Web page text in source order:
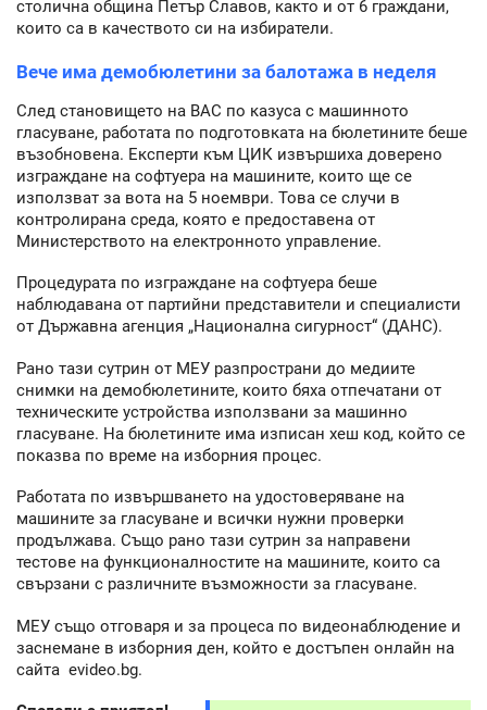
столична община Петър Славов, както и от 6 граждани,
които са в качеството си на избиратели.
Вече има демобюлетини за балотажа в неделя
След становището на ВАС по казуса с машинното
гласуване, работата по подготовката на бюлетините беше
възобновена. Експерти към ЦИК извършиха доверено
изграждане на софтуера на машините, които ще се
използват за вота на 5 ноември. Това се случи в
контролирана среда, която е предоставена от
Министерството на електронното управление.
Процедурата по изграждане на софтуера беше
наблюдавана от партийни представители и специалисти
от Държавна агенция „Национална сигурност“ (ДАНС).
Рано тази сутрин от МЕУ разпространи до медиите
снимки на демобюлетините, които бяха отпечатани от
техническите устройства използвани за машинно
гласуване. На бюлетините има изписан хеш код, който се
показва по време на изборния процес.
Работата по извършването на удостоверяване на
машините за гласуване и всички нужни проверки
продължава. Също рано тази сутрин за направени
тестове на функционалностите на машините, които са
свързани с различните възможности за гласуване.
МЕУ също отговаря и за процеса по видеонаблюдение и
заснемане в изборния ден, който е достъпен онлайн на
сайта evideo.bg.